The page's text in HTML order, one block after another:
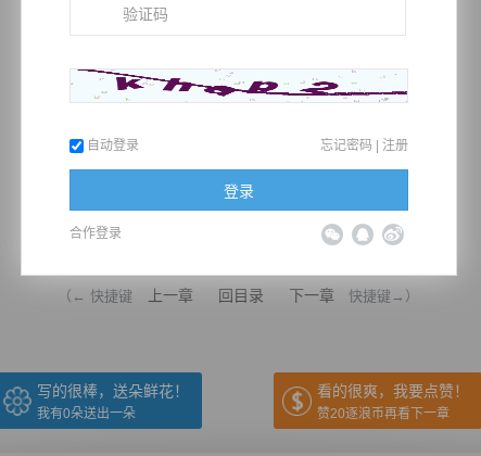
（← 快捷键 上一章 回目录 下一章 快捷键→）
写的很棒，送朵鲜花！
我有0朵送出一朵
看的很爽，我要点赞！
赞20逐浪币再看下一章
自动登录 忘记密码 | 注册
登录
合作登录